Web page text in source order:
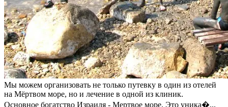
Мы можем организовать не только путевку в один из отелей
на Мёртвом море, но и лечение в одной из клиник.
Основное богатство Израиля - Мертвое море. Это уника�...